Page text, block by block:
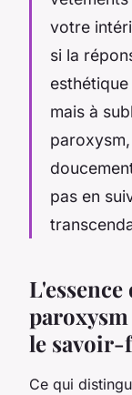
votre
si la
mais à
paroxysm
pas en
le savoir-
Ce qui